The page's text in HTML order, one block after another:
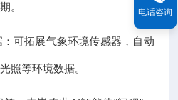
。
可拓展气象环境传感器，自动
照等环境数据。
电话咨询